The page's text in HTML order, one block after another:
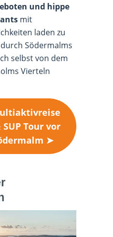
und hippe
mit
laden zu
Södermalms
selbst von dem
Vierteln
Tour vor
➤